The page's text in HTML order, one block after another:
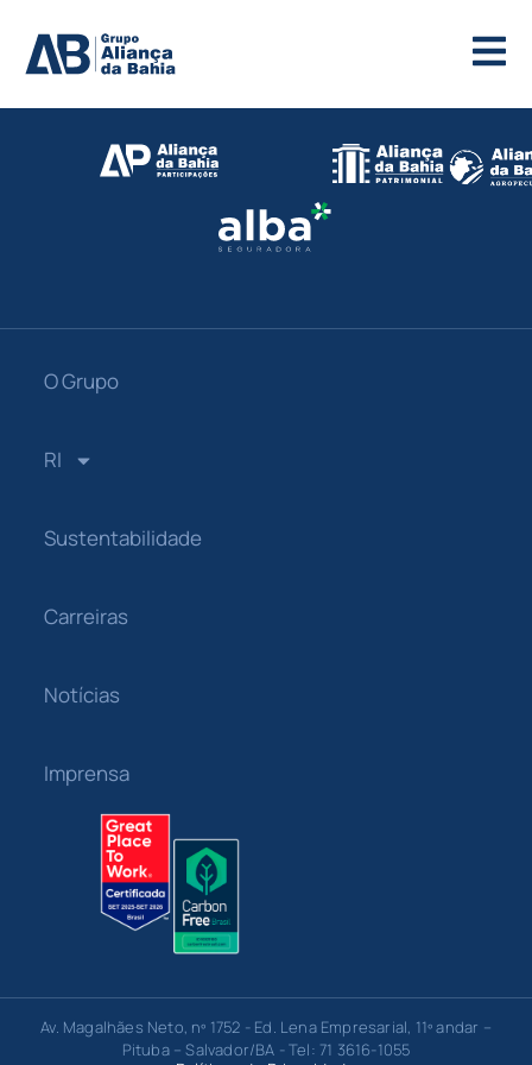
O Grupo
RI
Sustentabilidade
Carreiras
Notícias
Imprensa
Av. Magalhães Neto, nº 1752 - Ed. Lena Empresarial, 11º andar –
Pituba – Salvador/BA - Tel: 71 3616-1055